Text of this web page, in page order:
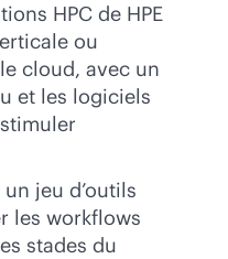
HPC de HPE
ou
cloud, avec un
et les logiciels
jeu d’outils
les workflows
stades du